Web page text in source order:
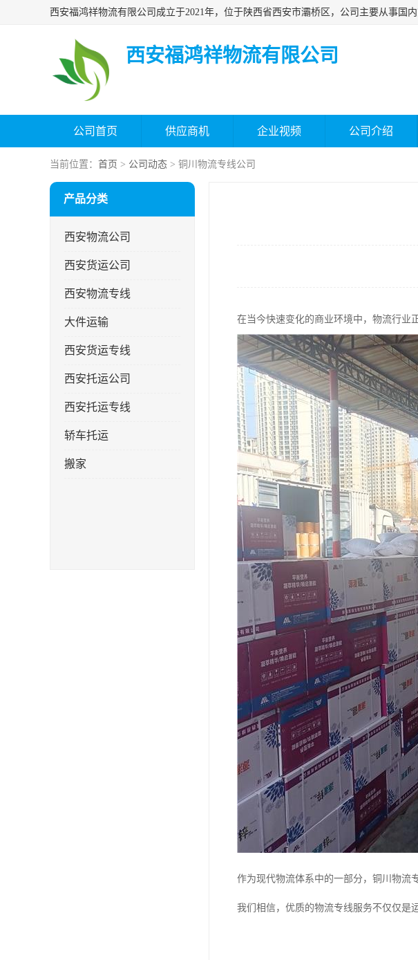
西安福鸿祥物流有限公司
公司首页 供应商机 企业视频 公司介绍
当前位置： 首页 > 公司动态 > 铜川物流专线公司
产品分类
西安物流公司
西安货运公司
西安物流专线
大件运输
西安货运专线
西安托运公司
西安托运专线
轿车托运
搬家
在当今快速变化的商业环境中，物流行业
作为现代物流体系中的一部分，铜川物流
我们相信，优质的物流专线服务不仅仅是